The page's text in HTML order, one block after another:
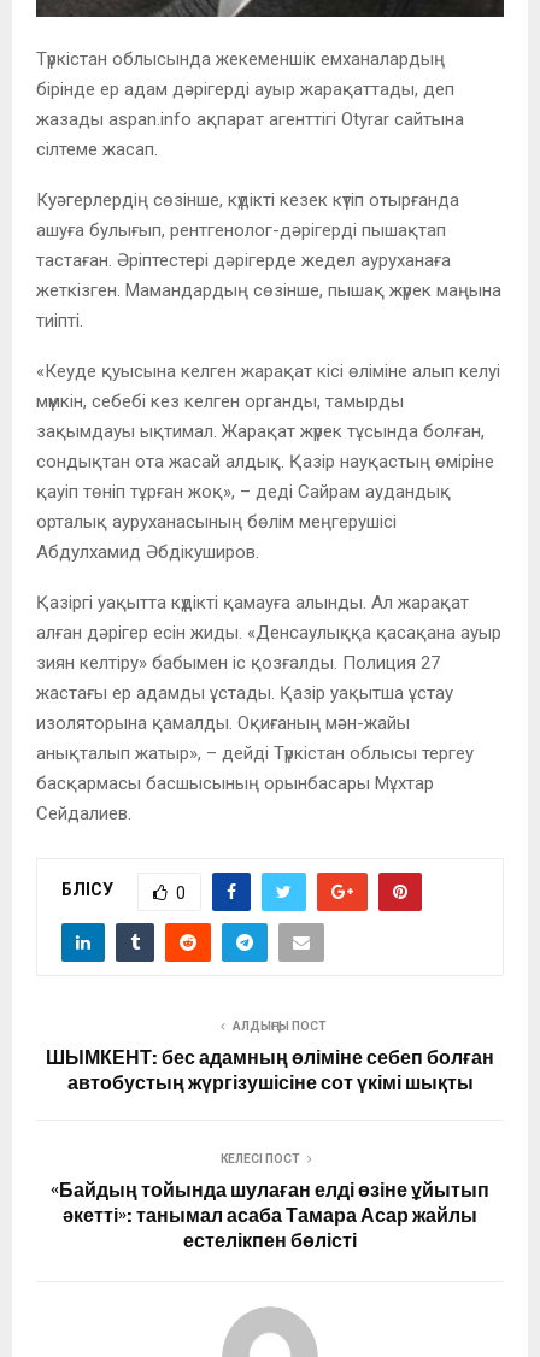
Түркістан облысында жекеменшік емханалардың
бірінде ер адам дәрігерді ауыр жарақаттады, деп
жазады aspan.info ақпарат агенттігі Otyrar сайтына
сілтеме жасап.
Куәгерлердің сөзінше, күдікті кезек күтіп отырғанда
ашуға булығып, рентгенолог-дәрігерді пышақтап
тастаған. Әріптестері дәрігерде жедел ауруханаға
жеткізген. Мамандардың сөзінше, пышақ жүрек маңына
тиіпті.
«Кеуде қуысына келген жарақат кісі өліміне алып келуі
мүмкін, себебі кез келген органды, тамырды
зақымдауы ықтимал. Жарақат жүрек тұсында болған,
сондықтан ота жасай алдық. Қазір науқастың өміріне
қауіп төніп тұрған жоқ», – деді Сайрам аудандық
орталық ауруханасының бөлім меңгерушісі
Абдулхамид Әбдікуширов.
Қазіргі уақытта күдікті қамауға алынды. Ал жарақат
алған дәрігер есін жиды. «Денсаулыққа қасақана ауыр
зиян келтіру» бабымен іс қозғалды. Полиция 27
жастағы ер адамды ұстады. Қазір уақытша ұстау
изоляторына қамалды. Оқиғаның мән-жайы
анықталып жатыр», – дейді Түркістан облысы тергеу
басқармасы басшысының орынбасары Мұхтар
Сейдалиев.
БӨЛІСУ 0
АЛДЫҢҒЫ ПОСТ
ШЫМКЕНТ: бес адамның өліміне себеп болған
автобустың жүргізушісіне сот үкімі шықты
КЕЛЕСІ ПОСТ
«Байдың тойында шулаған елді өзіне ұйытып
әкетті»: танымал асаба Тамара Асар жайлы
естелікпен бөлісті